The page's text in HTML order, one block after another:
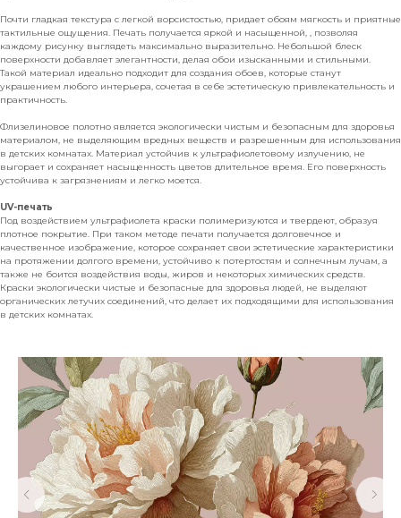
Почти гладкая текстура с легкой ворсистостью, придает обоям мягкость и приятные
тактильные ощущения. Печать получается яркой и насыщенной, , позволяя
каждому рисунку выглядеть максимально выразительно. Небольшой блеск
поверхности добавляет элегантности, делая обои изысканными и стильными.
Такой материал идеально подходит для создания обоев, которые станут
украшением любого интерьера, сочетая в себе эстетическую привлекательность и
практичность.
Флизелиновое полотно является экологически чистым и безопасным для здоровья
материалом, не выделяющим вредных веществ и разрешенным для использования
в детских комнатах. Материал устойчив к ультрафиолетовому излучению, не
выгорает и сохраняет насыщенность цветов длительное время. Его поверхность
устойчива к загрязнениям и легко моется.
UV-печать
Под воздействием ультрафиолета краски полимеризуются и твердеют, образуя
плотное покрытие. При таком методе печати получается долговечное и
качественное изображение, которое сохраняет свои эстетические характеристики
на протяжении долгого времени, устойчиво к потертостям и солнечным лучам, а
также не боится воздействия воды, жиров и некоторых химических средств.
Краски экологически чистые и безопасные для здоровья людей, не выделяют
органических летучих соединений, что делает их подходящими для использования
в детских комнатах.